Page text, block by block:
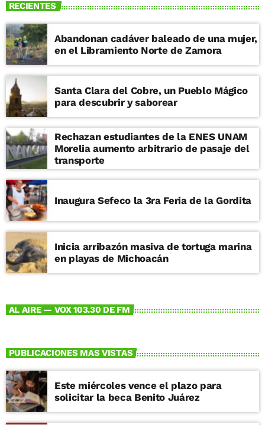
RECIENTES
Abandonan cadáver baleado de una mujer,
en el Libramiento Norte de Zamora
Santa Clara del Cobre, un Pueblo Mágico
para descubrir y saborear
Rechazan estudiantes de la ENES UNAM
Morelia aumento arbitrario de pasaje del
transporte
Inaugura Sefeco la 3ra Feria de la Gordita
Inicia arribazón masiva de tortuga marina
en playas de Michoacán
AL AIRE — VOX 103.30 DE FM
PUBLICACIONES MAS VISTAS
Este miércoles vence el plazo para
solicitar la beca Benito Juárez